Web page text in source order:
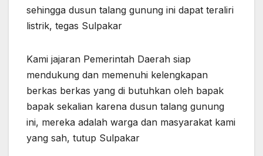
sehingga dusun talang gunung ini dapat teraliri
listrik, tegas Sulpakar
Kami jajaran Pemerintah Daerah siap
mendukung dan memenuhi kelengkapan
berkas berkas yang di butuhkan oleh bapak
bapak sekalian karena dusun talang gunung
ini, mereka adalah warga dan masyarakat kami
yang sah, tutup Sulpakar